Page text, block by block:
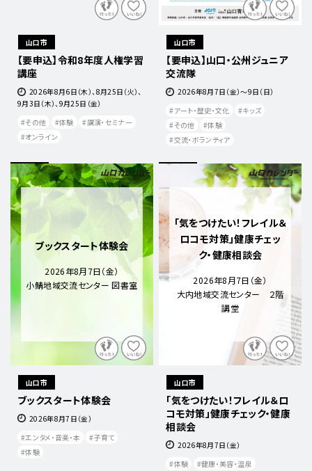
山口市
【要申込】令和8年度人権学習
講座
2026年8月6日（木）、8月25日（火）、
9月3日（木）、9月25日（金）
その他
体験
講演・セミナー
オンライン​
山口市
【要申込】山口・公州ジュニア
交流隊
2026年8月7日（金）〜9日（日）
アート・歴史・文化
キッズ
その他
体験
交流・ボランティア
開催中
ブックスタート体験会
2026年8月7日（金）
小鯖地域交流センター 図書室
山口市
ブックスタート体験会
2026年8月7日（金）
エンタメ・音楽・本
子育て
体験
「気をつけたい！フレイル＆
ロコモ対策」健康チェッ
ク・健康相談会
2026年8月7日（金）
大内地域交流センター ２階
講堂
山口市
「気をつけたい！フレイル＆ロ
コモ対策」健康チェック・健康
相談会
2026年8月7日（金）
体験
健康・美容・温泉